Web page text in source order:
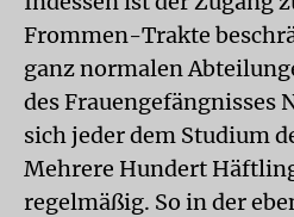
Frommen-Trakte
ganz normalen
des Frauengefängnisses
sich jeder dem Studium
Mehrere Hundert
regelmäßig. So in der